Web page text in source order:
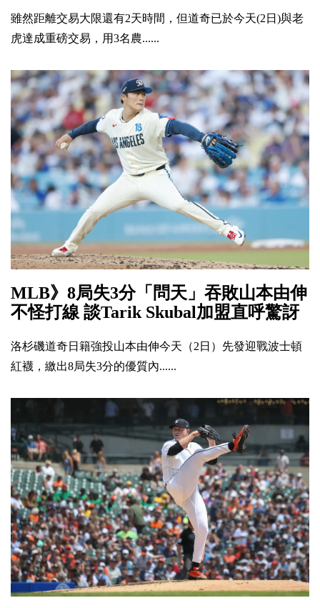
雖然距離交易大限還有2天時間，但道奇已於今天(2日)與老
虎達成重磅交易，用3名農......
MLB》8局失3分「問天」吞敗山本由伸
不怪打線 談Tarik Skubal加盟直呼驚訝
洛杉磯道奇日籍強投山本由伸今天（2日）先發迎戰波士頓
紅襪，繳出8局失3分的優質內......